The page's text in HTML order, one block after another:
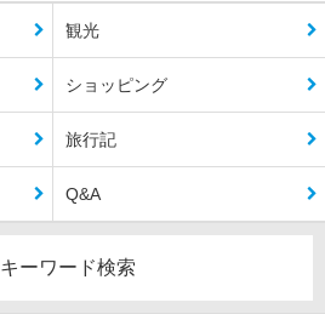
観光
ショッピング
旅行記
Q&A
キーワード検索